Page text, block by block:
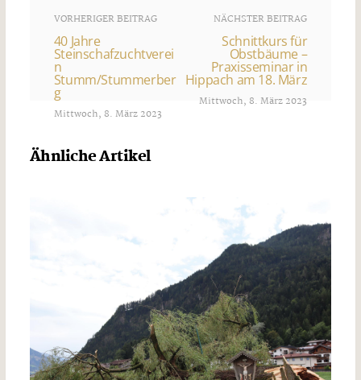
VORHERIGER BEITRAG
40 Jahre
Steinschafzuchtverei
n
Stumm/Stummerber
g
Mittwoch, 8. März 2023
NÄCHSTER BEITRAG
Schnittkurs für
Obstbäume –
Praxisseminar in
Hippach am 18. März
Mittwoch, 8. März 2023
Ähnliche Artikel